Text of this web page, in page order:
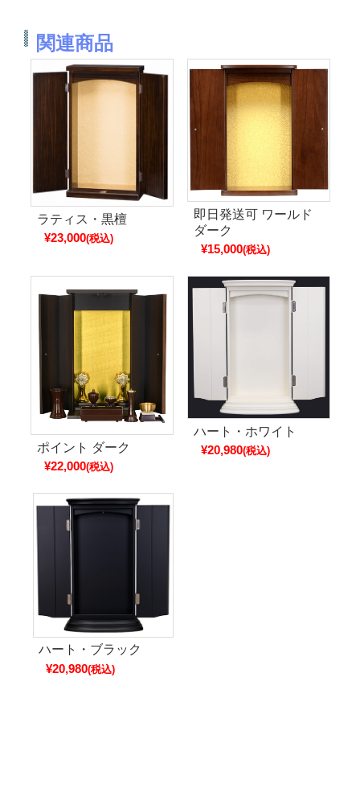
関連商品
ラティス・黒檀
¥23,000(税込)
即日発送可 ワールド
ダーク
¥15,000(税込)
ポイント ダーク
¥22,000(税込)
ハート・ホワイト
¥20,980(税込)
ハート・ブラック
¥20,980(税込)